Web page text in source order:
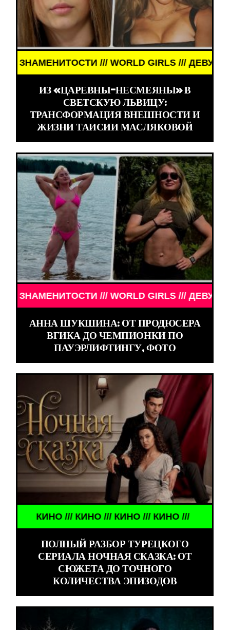
/// WORLD GIRLS /// ДЕВУШКИ
ИЗ «ЦАРЕВНЫ-НЕСМЕЯНЫ» В
СВЕТСКУЮ ЛЬВИЦУ:
ТРАНСФОРМАЦИЯ ВНЕШНОСТИ И
ЖИЗНИ ТАИСИИ МАСЛЯКОВОЙ
/// WORLD GIRLS /// ДЕВУШКИ
АННА ШУКШИНА: ОТ ПРОДЮСЕРА
ВГИКА ДО ЧЕМПИОНКИ ПО
ПАУЭРЛИФТИНГУ, ФОТО
КИНО /// КИНО /// КИНО /// КИНО ///
ПОЛНЫЙ РАЗБОР ТУРЕЦКОГО
СЕРИАЛА НОЧНАЯ СКАЗКА: ОТ
СЮЖЕТА ДО ТОЧНОГО
КОЛИЧЕСТВА ЭПИЗОДОВ